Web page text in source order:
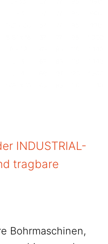
INDUSTRIAL-
tragbare
Bohrmaschinen,